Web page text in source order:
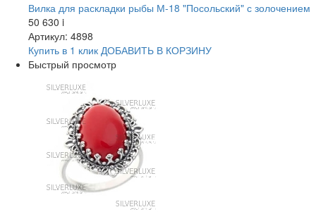
Вилка для раскладки рыбы М-18 "Посольский" с золочением
50 630 i
Артикул: 4898
Купить в 1 клик ДОБАВИТЬ В КОРЗИНУ
Быстрый просмотр